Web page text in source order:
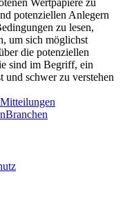
Wertpapiere zu
potenziellen Anlegern
zu lesen,
um sich möglichst
die potenziellen
sind im Begriff, ein
und schwer zu verstehen
Branchen